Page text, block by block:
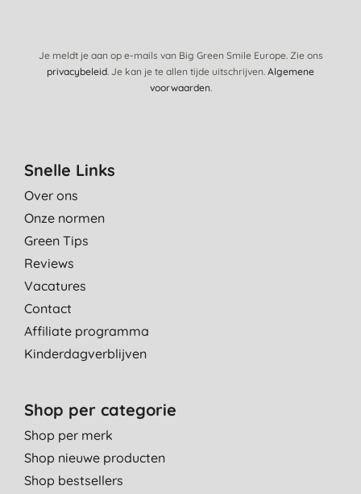
Je meldt je aan op e-mails van Big Green Smile Europe. Zie ons
privacybeleid. Je kan je te allen tijde uitschrijven. Algemene
voorwaarden.
Snelle Links
Over ons
Onze normen
Green Tips
Reviews
Vacatures
Contact
Affiliate programma
Kinderdagverblijven
Shop per categorie
Shop per merk
Shop nieuwe producten
Shop bestsellers